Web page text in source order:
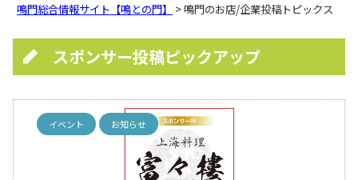
鳴門総合情報サイト【鳴との門】 > 鳴門のお店/企業投稿トピックス
スポンサー投稿ピックアップ
イベント お知らせ